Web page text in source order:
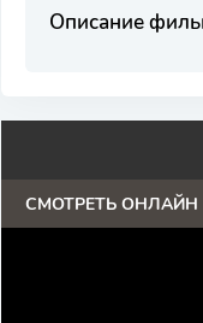
Описание
СМОТРЕТЬ ОНЛАЙН